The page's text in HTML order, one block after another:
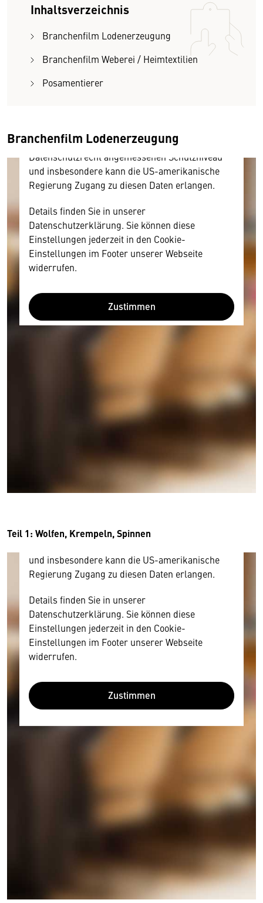
Inhaltsverzeichnis
Branchenfilm Lodenerzeugung
Branchenfilm Weberei / Heimtextilien
Posamentierer
Branchenfilm Lodenerzeugung
Wir benötigen Ihre Zustimmung
Hier würden wir Ihnen gerne einen externen
Ihre Zustimmung, da Ihr Browser
Diese Daten unterliegen keinem dem EU-
Datenschutzrecht angemessenen Schutzniveau
und insbesondere kann die US-amerikanische
Regierung Zugang zu diesen Daten erlangen.
Details finden Sie in unserer
Datenschutzerklärung. Sie können diese
Einstellungen jederzeit in den Cookie-
Einstellungen im Footer unserer Webseite
widerrufen.
Zustimmen
Teil 1: Wolfen, Krempeln, Spinnen
Wir benötigen Ihre Zustimmung
Hier würden wir Ihnen gerne einen externen
Inhalt anzeigen. Dafür benötigen wir allerdings
Ihre Zustimmung, da Ihr Browser
personenbezogene technische Daten zu Geräten
Diese Daten unterliegen keinem dem EU-
und insbesondere kann die US-amerikanische
Regierung Zugang zu diesen Daten erlangen.
Details finden Sie in unserer
Datenschutzerklärung. Sie können diese
Einstellungen jederzeit in den Cookie-
Einstellungen im Footer unserer Webseite
widerrufen.
Zustimmen
Wir benötigen Ihre Zustimmung
Inhalt anzeigen. Dafür benötigen wir allerdings
Ihre Zustimmung, da Ihr Browser
personenbezogene technische Daten zu Geräten
und Nutzerverhalten mitunter mit US-